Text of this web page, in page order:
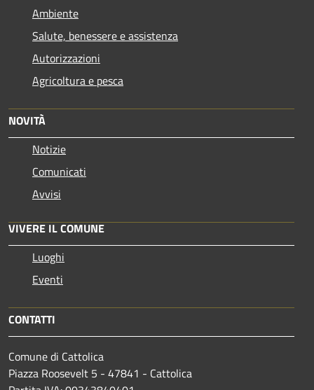
Ambiente
Salute, benessere e assistenza
Autorizzazioni
Agricoltura e pesca
NOVITÀ
Notizie
Comunicati
Avvisi
VIVERE IL COMUNE
Luoghi
Eventi
CONTATTI
Comune di Cattolica
Piazza Roosevelt 5 - 47841 - Cattolica